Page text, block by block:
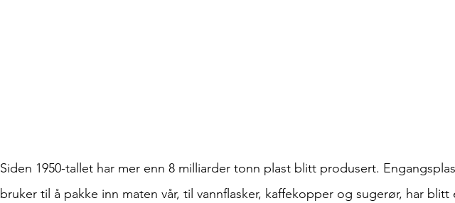
Siden 1950-tallet har mer enn 8 milliarder tonn plast blitt produsert.
bruker til å pakke inn maten vår, til vannflasker, kaffekopper og sugerør, har blitt